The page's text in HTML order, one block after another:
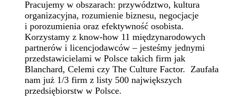
Pracujemy w obszarach: przywództwo, kultura
organizacyjna, rozumienie biznesu, negocjacje
i porozumienia oraz efektywność osobista.
Korzystamy z know-how 11 międzynarodowych
partnerów i licencjodawców – jesteśmy jednymi
przedstawicielami w Polsce takich firm jak
Blanchard, Celemi czy The Culture Factor. Zaufała
nam już 1/3 firm z listy 500 największych
przedsiębiorstw w Polsce.